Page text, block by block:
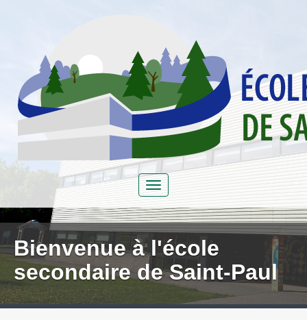
Bienvenue à l'école
secondaire de Saint-Paul